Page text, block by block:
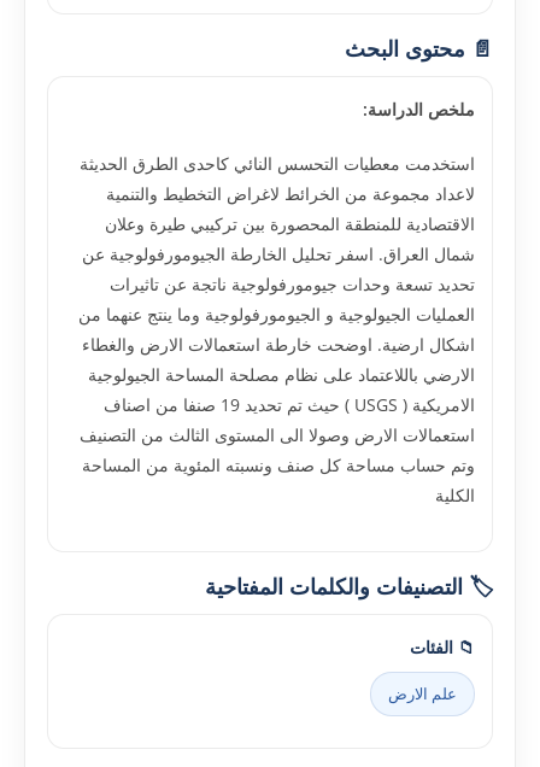
📄 محتوى البحث
ملخص الدراسة:
استخدمت معطيات التحسس النائي كاحدى الطرق الحديثة
لاعداد مجموعة من الخرائط لاغراض التخطيط والتنمية
الاقتصادية للمنطقة المحصورة بين تركيبي طيرة وعلان
شمال العراق. اسفر تحليل الخارطة الجيومورفولوجية عن
تحديد تسعة وحدات جيومورفولوجية ناتجة عن تاثيرات
العمليات الجيولوجية و الجيومورفولوجية وما ينتج عنهما من
اشكال ارضية. اوضحت خارطة استعمالات الارض والغطاء
الارضي باللاعتماد على نظام مصلحة المساحة الجيولوجية
الامريكية ( USGS ) حيث تم تحديد 19 صنفا من اصناف
استعمالات الارض وصولا الى المستوى الثالث من التصنيف
وتم حساب مساحة كل صنف ونسبته المئوية من المساحة
الكلية
🏷️ التصنيفات والكلمات المفتاحية
📁 الفئات
علم الارض